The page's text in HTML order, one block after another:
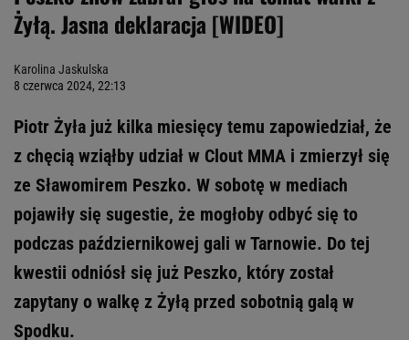
Żyłą. Jasna deklaracja [WIDEO]
Karolina Jaskulska
8 czerwca 2024, 22:13
Piotr Żyła już kilka miesięcy temu zapowiedział, że
z chęcią wziąłby udział w Clout MMA i zmierzył się
ze Sławomirem Peszko. W sobotę w mediach
pojawiły się sugestie, że mogłoby odbyć się to
podczas październikowej gali w Tarnowie. Do tej
kwestii odniósł się już Peszko, który został
zapytany o walkę z Żyłą przed sobotnią galą w
Spodku.